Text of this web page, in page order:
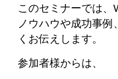
このセミナーでは
ノウハウや成功事
くお伝えします。
参加者様からは、